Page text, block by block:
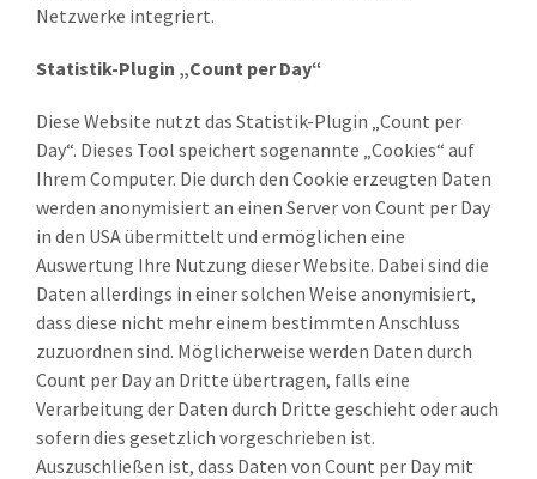
Netzwerke integriert.
Statistik-Plugin „Count per Day“
Diese Website nutzt das Statistik-Plugin „Count per
Day“. Dieses Tool speichert sogenannte „Cookies“ auf
Ihrem Computer. Die durch den Cookie erzeugten Daten
werden anonymisiert an einen Server von Count per Day
in den USA übermittelt und ermöglichen eine
Auswertung Ihre Nutzung dieser Website. Dabei sind die
Daten allerdings in einer solchen Weise anonymisiert,
dass diese nicht mehr einem bestimmten Anschluss
zuzuordnen sind. Möglicherweise werden Daten durch
Count per Day an Dritte übertragen, falls eine
Verarbeitung der Daten durch Dritte geschieht oder auch
sofern dies gesetzlich vorgeschrieben ist.
Auszuschließen ist, dass Daten von Count per Day mit